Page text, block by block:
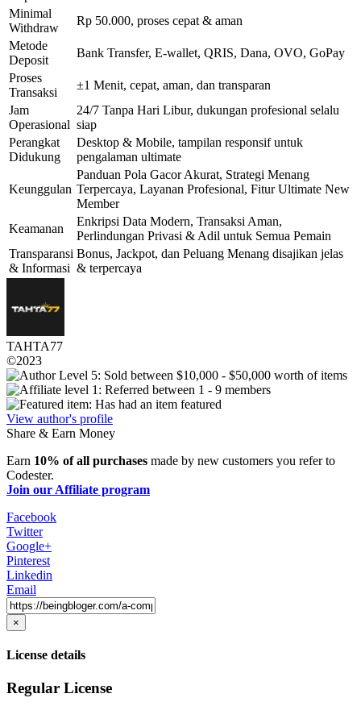
Minimal
Withdraw
Rp 50.000, proses cepat & aman
Metode
Deposit
Bank Transfer, E-wallet, QRIS, Dana, OVO, GoPay
Proses
Transaksi
±1 Menit, cepat, aman, dan transparan
Jam
Operasional
24/7 Tanpa Hari Libur, dukungan profesional selalu
siap
Perangkat
Didukung
Desktop & Mobile, tampilan responsif untuk
pengalaman ultimate
Keunggulan
Panduan Pola Gacor Akurat, Strategi Menang
Terpercaya, Layanan Profesional, Fitur Ultimate New
Member
Keamanan
Enkripsi Data Modern, Transaksi Aman,
Perlindungan Privasi & Adil untuk Semua Pemain
Transparansi
& Informasi
Bonus, Jackpot, dan Peluang Menang disajikan jelas
& terpercaya
TAHTA77
©2023
View author's profile
Share & Earn Money
Earn 10% of all purchases made by new customers you refer to
Codester.
Join our Affiliate program
Facebook
Twitter
Google+
Pinterest
Linkedin
Email
×
License details
Regular License